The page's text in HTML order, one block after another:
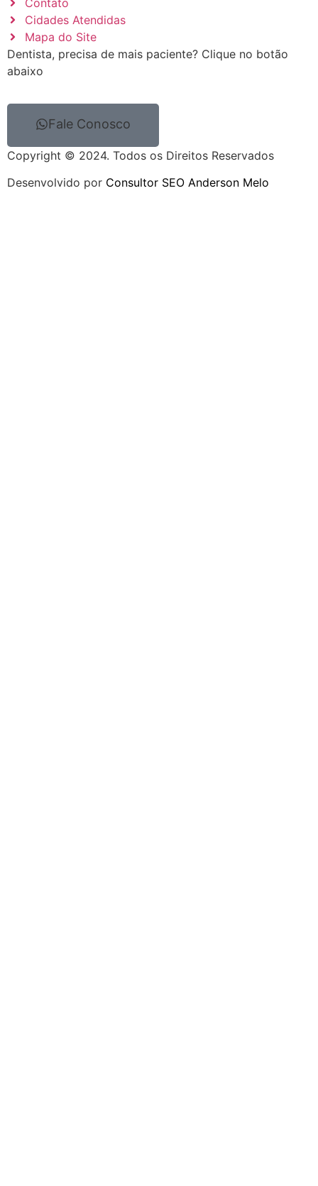
Cidades Atendidas
Mapa do Site
Dentista, precisa de mais paciente? Clique no botão
abaixo
Fale Conosco
Desenvolvido por Consultor SEO Anderson Melo
Copyright © 2024. Todos os Direitos Reservados